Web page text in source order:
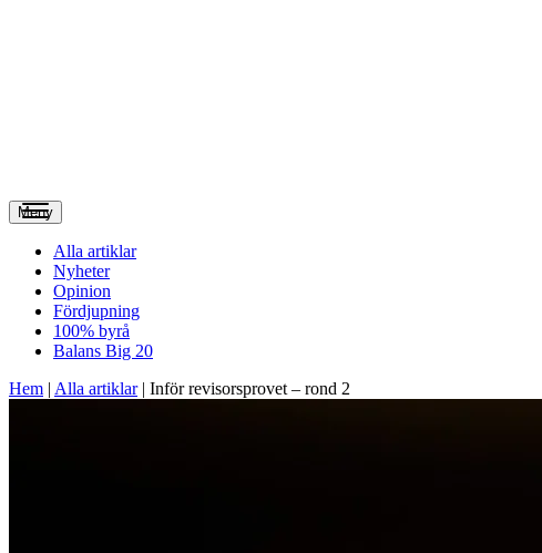
Meny
Alla artiklar
Nyheter
Opinion
Fördjupning
100% byrå
Balans Big 20
Hem | Alla artiklar| Inför revisorsprovet – rond 2